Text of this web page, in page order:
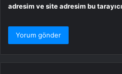
adresim ve site adresim bu